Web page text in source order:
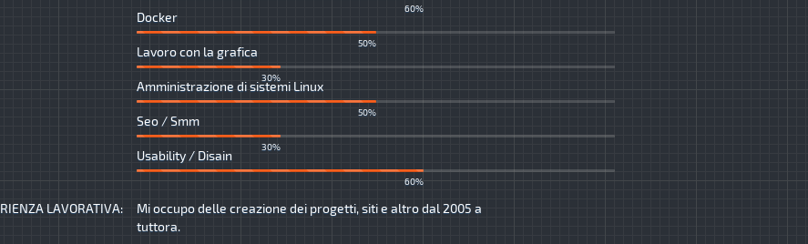
60%
Docker
50%
Lavoro con la grafica
30%
Amministrazione di sistemi Linux
50%
Seo / Smm
30%
Usability / Disain
60%
LAVORATIVA:
Mi occupo delle creazione dei progetti, siti e altro dal 2005 a
tuttora.